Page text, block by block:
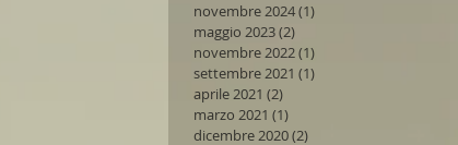
novembre 2024(1)
maggio 2023(2)
novembre 2022(1)
settembre 2021 (1)
aprile 2021 (2)
marzo 2021 (1)
dicembre 2020(2)